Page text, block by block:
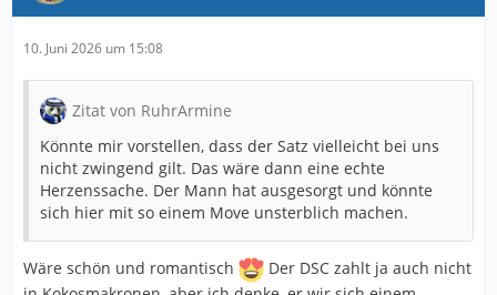
10. Juni 2026 um 15:08
Zitat von RuhrArmine
Könnte mir vorstellen, dass der Satz vielleicht bei uns
nicht zwingend gilt. Das wäre dann eine echte
Herzenssache. Der Mann hat ausgesorgt und könnte
sich hier mit so einem Move unsterblich machen.
Wäre schön und romantisch
Der DSC zahlt ja auch nicht